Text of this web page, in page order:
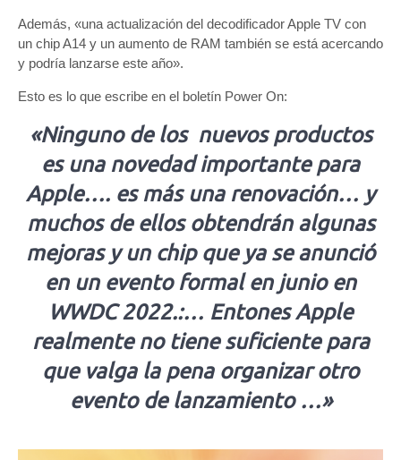
Además, «una actualización del decodificador Apple TV con
un chip A14 y un aumento de RAM también se está acercando
y podría lanzarse este año».
Esto es lo que escribe en el boletín Power On:
«Ninguno de los nuevos productos
es una novedad importante para
Apple…. es más una renovación… y
muchos de ellos obtendrán algunas
mejoras y un chip que ya se anunció
en un evento formal en junio en
WWDC 2022.:… Entones Apple
realmente no tiene suficiente para
que valga la pena organizar otro
evento de lanzamiento …»